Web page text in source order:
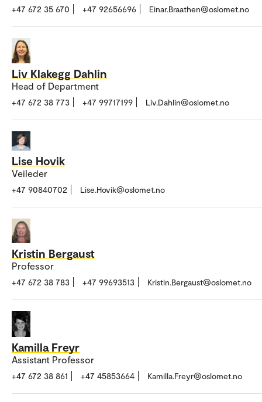
+47 672 35 670 +47 92656696 Einar.Braathen@oslomet.no
Liv Klakegg Dahlin
Head of Department
+47 672 38 773 +47 99717199 Liv.Dahlin@oslomet.no
Lise Hovik
Veileder
+47 90840702 Lise.Hovik@oslomet.no
Kristin Bergaust
Professor
+47 672 38 783 +47 99693513 Kristin.Bergaust@oslomet.no
Kamilla Freyr
Assistant Professor
+47 672 38 861 +47 45853664 Kamilla.Freyr@oslomet.no